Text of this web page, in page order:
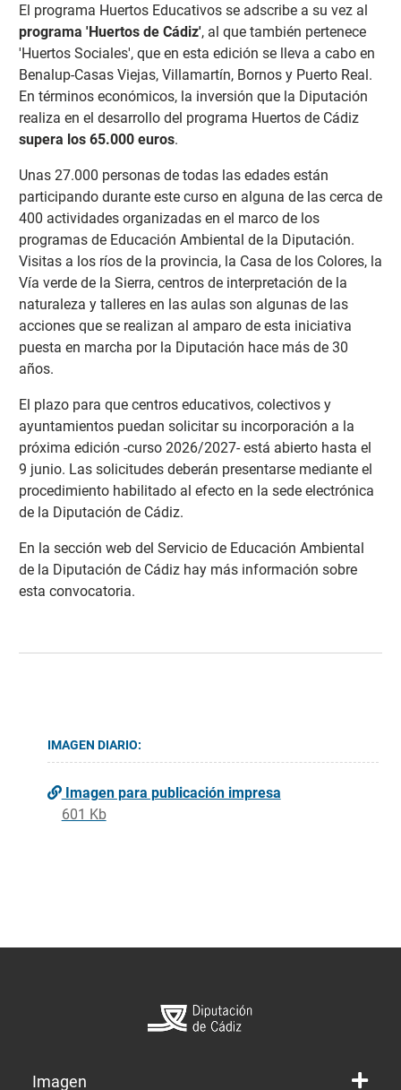
El programa Huertos Educativos se adscribe a su vez al
programa 'Huertos de Cádiz', al que también pertenece
'Huertos Sociales', que en esta edición se lleva a cabo en
Benalup-Casas Viejas, Villamartín, Bornos y Puerto Real.
En términos económicos, la inversión que la Diputación
realiza en el desarrollo del programa Huertos de Cádiz
supera los 65.000 euros.
Unas 27.000 personas de todas las edades están
participando durante este curso en alguna de las cerca de
400 actividades organizadas en el marco de los
programas de Educación Ambiental de la Diputación.
Visitas a los ríos de la provincia, la Casa de los Colores, la
Vía verde de la Sierra, centros de interpretación de la
naturaleza y talleres en las aulas son algunas de las
acciones que se realizan al amparo de esta iniciativa
puesta en marcha por la Diputación hace más de 30
años.
El plazo para que centros educativos, colectivos y
ayuntamientos puedan solicitar su incorporación a la
próxima edición -curso 2026/2027- está abierto hasta el
9 junio. Las solicitudes deberán presentarse mediante el
procedimiento habilitado al efecto en la sede electrónica
de la Diputación de Cádiz.
En la sección web del Servicio de Educación Ambiental
de la Diputación de Cádiz hay más información sobre
esta convocatoria.
IMAGEN DIARIO:
Imagen para publicación impresa
601 Kb
Imagen